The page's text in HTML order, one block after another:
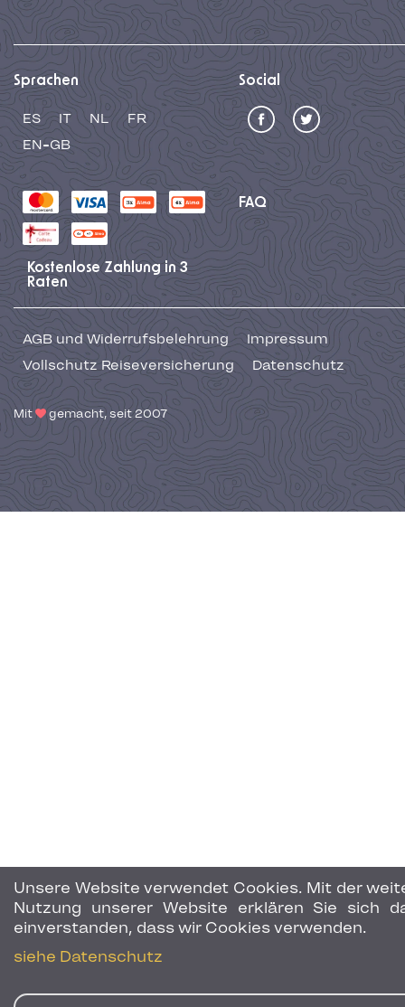
Unsere Website verwendet Cookies. Mit der
Nutzung unserer Website erklären Sie sich
einverstanden, dass wir Cookies verwenden.
siehe Datenschutz
Sprachen
ES IT NL
FR
EN-GB
Social
FAQ
Kostenlose Zahlung in 3
Raten
AGB und Widerrufsbelehrung
Impressum
Vollschutz Reiseversicherung
Datenschutz
Mit gemacht, seit 2007